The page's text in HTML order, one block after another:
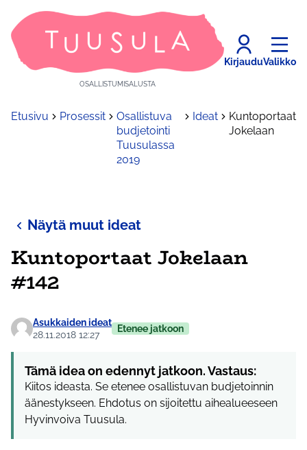
OSALLISTUMISALUSTA
KirjauduValikko
Etusivu Prosessit
Osallistuva
budjetointi
Tuusulassa
2019
Ideat
Kuntoportaat
Jokelaan
Näytä muut ideat
Kuntoportaat Jokelaan
#142
Asukkaiden ideat
28.11.2018 12:27
Etenee jatkoon
Tämä idea on edennyt jatkoon. Vastaus:
Kiitos ideasta. Se etenee osallistuvan budjetoinnin
äänestykseen. Ehdotus on sijoitettu aihealueeseen
Hyvinvoiva Tuusula.